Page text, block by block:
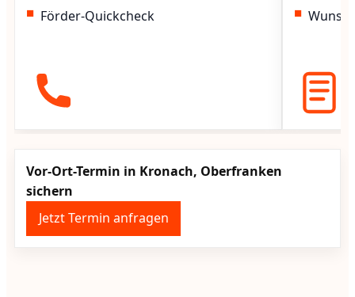
Förder-Quickcheck
Vor-Ort-Termin in Kronach, Oberfranken
sichern
Jetzt Termin anfragen